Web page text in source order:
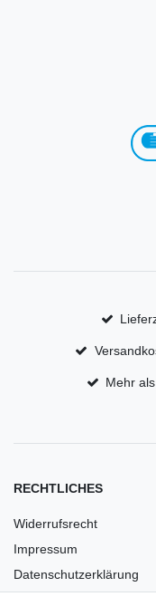
Mehr
RECHTLICHES
Widerrufsrecht
Impressum
Datenschutzerklärung